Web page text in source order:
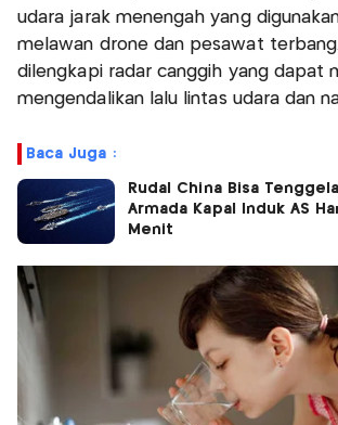
udara jarak menengah yang
melawan drone dan pesawat
dilengkapi radar canggih yang dapat
mengendalikan lalu lintas udara dan
Baca Juga :
Rudal China Bisa
Armada Kapal Induk AS
Menit